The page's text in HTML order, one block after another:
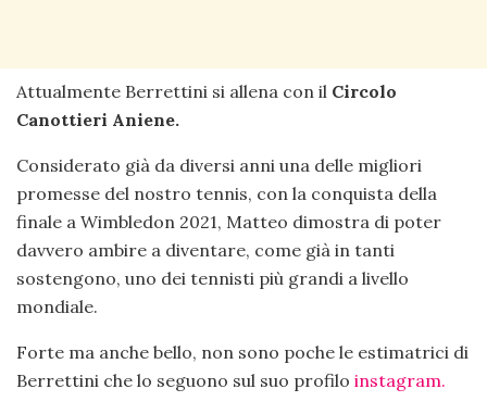
Attualmente Berrettini si allena con il Circolo
Canottieri Aniene.
Considerato già da diversi anni una delle migliori
promesse del nostro tennis, con la conquista della
finale a Wimbledon 2021, Matteo dimostra di poter
davvero ambire a diventare, come già in tanti
sostengono, uno dei tennisti più grandi a livello
mondiale.
Forte ma anche bello, non sono poche le estimatrici di
Berrettini che lo seguono sul suo profilo instagram.